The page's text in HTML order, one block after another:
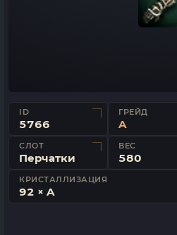
ID
5766
ГРЕЙД
A
СЛОТ
Перчатки
ВЕС
580
КРИСТАЛЛИЗАЦИЯ
92 × A